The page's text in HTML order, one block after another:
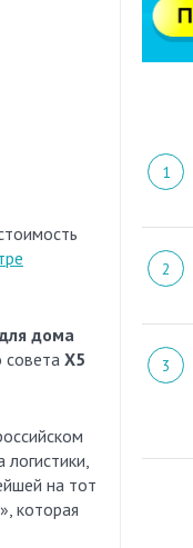
дома
совета X5
на тот
которая